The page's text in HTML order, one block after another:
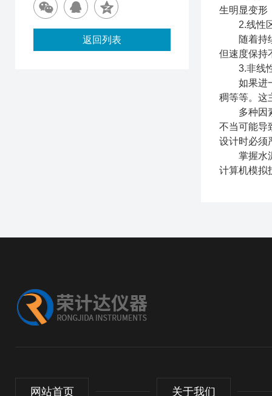
生明显变形
2.线性
随着持续
但速度保持
3.非线
如果进一
稠等等。这
多种因素
不当可能导
设计时必须
掌握水泥
计算机模拟
返回列表
网站首页 关于我们